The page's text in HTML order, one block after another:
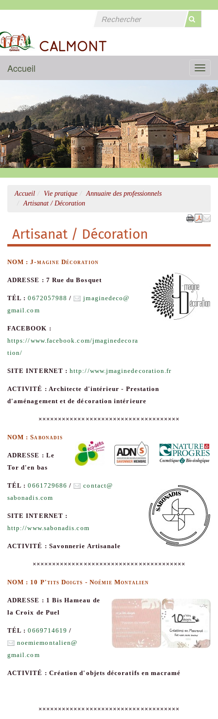
CALMONT
Menu
Accueil
Accueil Vie pratique
Annuaire des professionnels
Artisanat / Décoration
Artisanat / Décoration
NOM : J-magine Décoration
ADRESSE : 7 Rue du Bosquet
TÉL :0672057988 / jmaginedeco@
gmail.com
FACEBOOK :
https://www.facebook.com/jmaginedecora
tion/
SITE INTERNET :http://www.jmaginedecoration.fr
ACTIVITÉ : Architecte d'intérieur - Prestation
d'aménagement et de décoration intérieure
××××××××××××××××××××××××××××××××××××
NOM : Sabonadis
ADRESSE : Le
Tor d'en bas
TÉL :0661729686 / contact@
sabonadis.com
SITE INTERNET :
http://www.sabonadis.com
ACTIVITÉ : Savonnerie Artisanale
×××××××××××××××××××××××××××××××××××××××
NOM : 10 P'tits Doigts - Noémie Montalien
ADRESSE : 1 Bis Hameau de
la Croix de Puel
TÉL :0669714619 /
noemiemontalien@
gmail.com
ACTIVITÉ : Création d'objets décoratifs en macramé
××××××××××××××××××××××××××××××××××××